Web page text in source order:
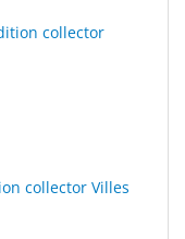
collector Villes
'SeeGreen' Édition collector